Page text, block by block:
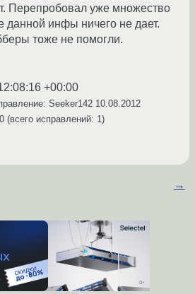
Перепробовал уже множество
данной инфы ничего не дает.
тоже не помогли.
+00:00
Seeker142 10.08.2012
(всего исправлений: 1)
→